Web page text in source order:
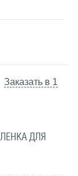
Заказать в 1
ДЛЯ